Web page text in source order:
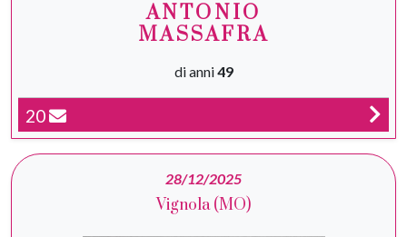
ANTONIO
MASSAFRA
di anni49
20
28/12/2025
Vignola (MO)